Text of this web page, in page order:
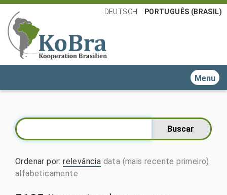
DEUTSCH PORTUGUÊS (BRASIL)
Toggle
Ordenar por:relevância data (mais recente primeiro)
alfabeticamente